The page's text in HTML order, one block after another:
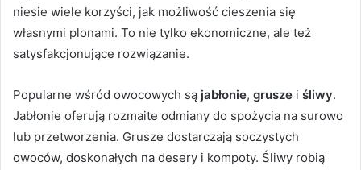
niesie wiele korzyści, jak możliwość cieszenia się
własnymi plonami. To nie tylko ekonomiczne, ale też
satysfakcjonujące rozwiązanie.
Popularne wśród owocowych są jabłonie, grusze i śliwy.
Jabłonie oferują rozmaite odmiany do spożycia na surowo
lub przetworzenia. Grusze dostarczają soczystych
owoców, doskonałych na desery i kompoty. Śliwy robią